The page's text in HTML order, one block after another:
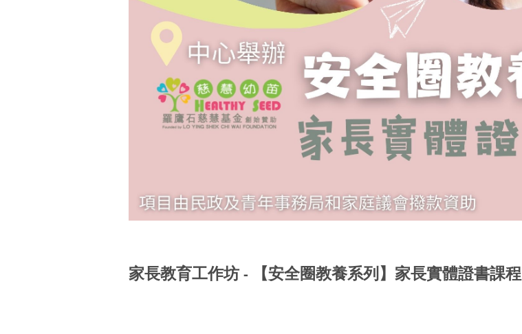
家長教育工作坊 - 【安全圈教養系列】家長實體證書課程